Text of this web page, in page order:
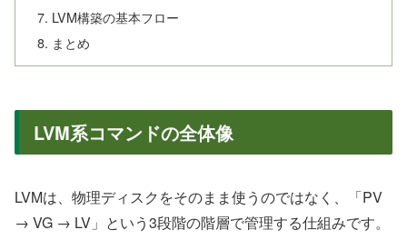
LVM構築の基本フロー
まとめ
LVM系コマンドの全体像
LVMは、物理ディスクをそのまま使うのではなく、「PV
→ VG → LV」という3段階の階層で管理する仕組みです。